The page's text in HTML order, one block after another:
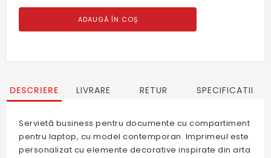
ADAUGĂ ÎN COȘ
DESCRIERE LIVRARE RETUR SPECIFICATII
Servietă business pentru documente cu compartiment
pentru laptop, cu model contemporan. Imprimeul este
personalizat cu elemente decorative inspirate din arta